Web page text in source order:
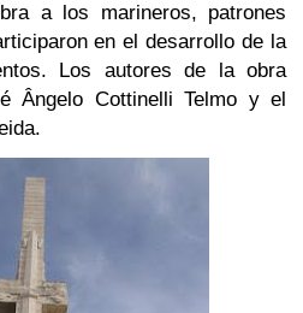
a los marineros, patrones
en el desarrollo de la
Los autores de la obra
Ângelo Cottinelli Telmo y el